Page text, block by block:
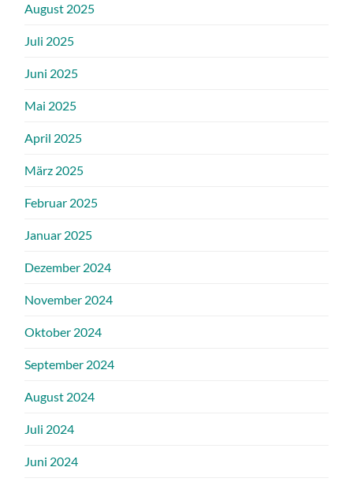
August 2025
Juli 2025
Juni 2025
Mai 2025
April 2025
März 2025
Februar 2025
Januar 2025
Dezember 2024
November 2024
Oktober 2024
September 2024
August 2024
Juli 2024
Juni 2024